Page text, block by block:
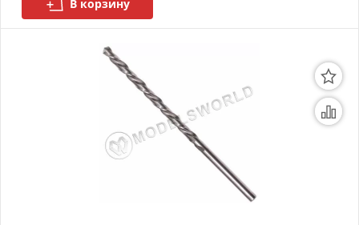
В корзину